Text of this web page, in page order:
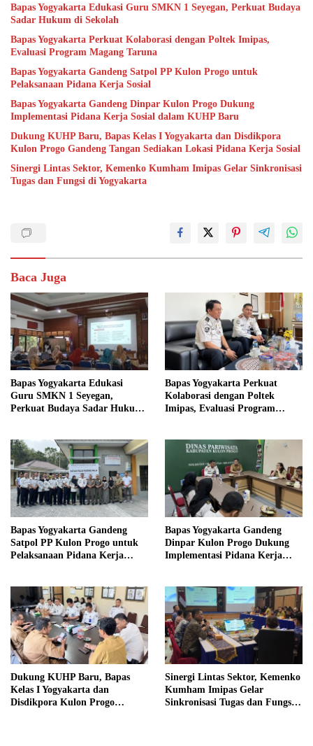
Bapas Yogyakarta Edukasi Guru SMKN 1 Seyegan, Perkuat Budaya
Sadar Hukum di Sekolah
Bapas Yogyakarta Perkuat Kolaborasi dengan Poltek Imipas,
Evaluasi Program Magang Taruna
Bapas Yogyakarta Gandeng Satpol PP Kulon Progo untuk
Pelaksanaan Pidana Kerja Sosial
Bapas Yogyakarta Gandeng Dinpar Kulon Progo Dukung
Implementasi Pidana Kerja Sosial dalam KUHP Baru
Dukung KUHP Baru, Bapas Kelas I Yogyakarta dan Disdikpora
Kulon Progo Gandeng Tangan Sediakan Lokasi Pidana Kerja Sosial
Sinergi Lintas Sektor, Kemenko Kumham Imipas Gelar Sinkronisasi
Tugas dan Fungsi di Yogyakarta
Baca Juga
Bapas Yogyakarta Edukasi
Guru SMKN 1 Seyegan,
Perkuat Budaya Sadar Hukum
Bapas Yogyakarta Perkuat
Kolaborasi dengan Poltek
Imipas, Evaluasi Program
Bapas Yogyakarta Gandeng
Satpol PP Kulon Progo untuk
Pelaksanaan Pidana Kerja
Bapas Yogyakarta Gandeng
Dinpar Kulon Progo Dukung
Implementasi Pidana Kerja
Dukung KUHP Baru, Bapas
Kelas I Yogyakarta dan
Disdikpora Kulon Progo
Sinergi Lintas Sektor, Kemenko
Kumham Imipas Gelar
Sinkronisasi Tugas dan Fungsi